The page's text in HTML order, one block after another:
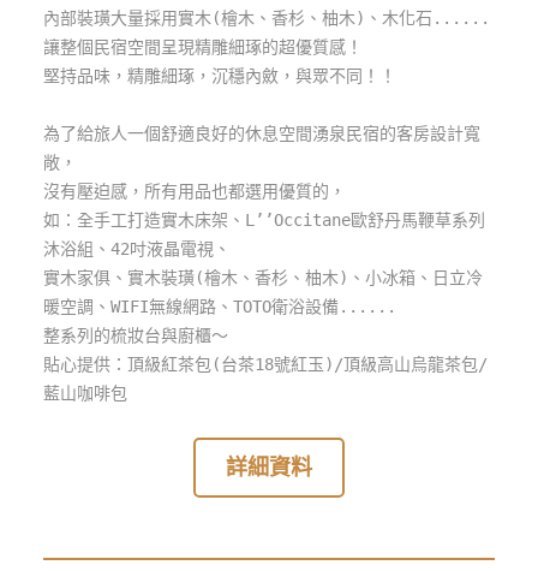
訂
管
理
會
員
帳
戶
客
內部裝璜大量採用實木(檜木、香杉、柚木)、木化石......
讓整個民宿空間呈現精雕細琢的超優質感！
堅持品味，精雕細琢，沉穩內斂，與眾不同！！
為了給旅人一個舒適良好的休息空間湧泉民宿的客房設計寬
敞，
沒有壓迫感，所有用品也都選用優質的，
如：全手工打造實木床架、L’’Occitane歐舒丹馬鞭草系列
沐浴組、42吋液晶電視、
實木家俱、實木裝璜(檜木、香杉、柚木)、小冰箱、日立冷
暖空調、WIFI無線網路、TOTO衛浴設備......
整系列的梳妝台與廚櫃～
貼心提供：頂級紅茶包(台茶18號紅玉)/頂級高山烏龍茶包/
藍山咖啡包
詳細資料